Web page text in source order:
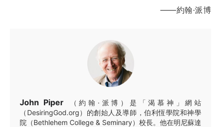
——約翰·派博
John Piper
（約翰·派博）是「渴慕神」網站
（DesiringGod.org）的創始人及導師，伯利恆學院和神學
院（Bethlehem College & Seminary）校長。他在明尼蘇達